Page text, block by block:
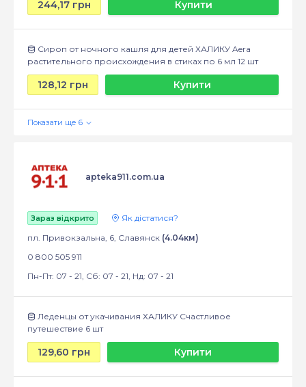
244,17 грн Купити
Сироп от ночного кашля для детей ХАЛИКУ Aera
растительного происхождения в стиках по 6 мл 12 шт
128,12 грн Купити
apteka911.com.ua
Зараз відкрито
Як дістатися?
пл. Привокзальна, 6, Славянск (4.04км)
0 800 505 911
Пн-Пт: 07 - 21, Сб: 07 - 21, Нд: 07 - 21
Леденцы от укачивания ХАЛИКУ Счастливое
путешествие 6 шт
129,60 грн Купити